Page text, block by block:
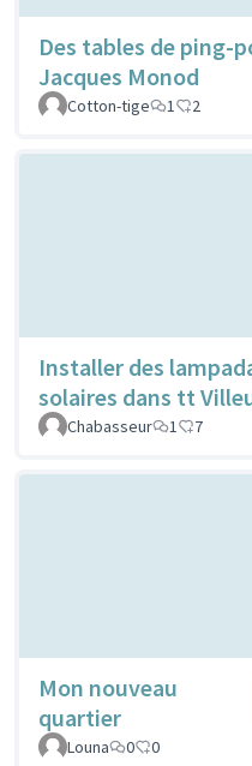
Des tables de ping-
Jacques Monod
Cotton-tige
1 2
Installer des
solaires dans tt
Chabasseur
1 7
Mon nouveau
quartier
Louna
0 0